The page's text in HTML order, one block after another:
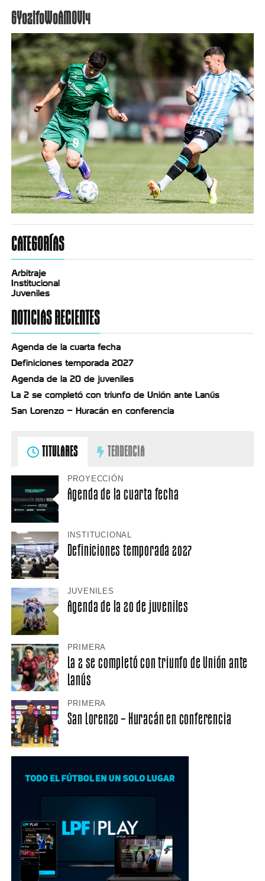
GY0zlfoWoAMOVI4
CATEGORÍAS
Arbitraje
Institucional
Juveniles
NOTICIAS RECIENTES
Agenda de la cuarta fecha
Definiciones temporada 2027
Agenda de la 20 de juveniles
La 2 se completó con triunfo de Unión ante Lanús
San Lorenzo – Huracán en conferencia
TITULARES TENDENCIA
PROYECCIÓN
Agenda de la cuarta fecha
INSTITUCIONAL
Definiciones temporada 2027
JUVENILES
Agenda de la 20 de juveniles
PRIMERA
La 2 se completó con triunfo de Unión ante
Lanús
PRIMERA
San Lorenzo – Huracán en conferencia